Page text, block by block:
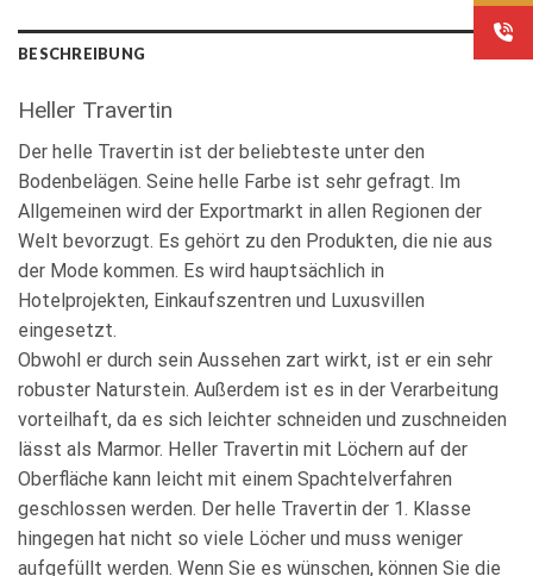
BESCHREIBUNG
Heller Travertin
Der helle Travertin ist der beliebteste unter den
Bodenbelägen. Seine helle Farbe ist sehr gefragt. Im
Allgemeinen wird der Exportmarkt in allen Regionen der
Welt bevorzugt. Es gehört zu den Produkten, die nie aus
der Mode kommen. Es wird hauptsächlich in
Hotelprojekten, Einkaufszentren und Luxusvillen
eingesetzt.
Obwohl er durch sein Aussehen zart wirkt, ist er ein sehr
robuster Naturstein. Außerdem ist es in der Verarbeitung
vorteilhaft, da es sich leichter schneiden und zuschneiden
lässt als Marmor. Heller Travertin mit Löchern auf der
Oberfläche kann leicht mit einem Spachtelverfahren
geschlossen werden. Der helle Travertin der 1. Klasse
hingegen hat nicht so viele Löcher und muss weniger
aufgefüllt werden. Wenn Sie es wünschen, können Sie die